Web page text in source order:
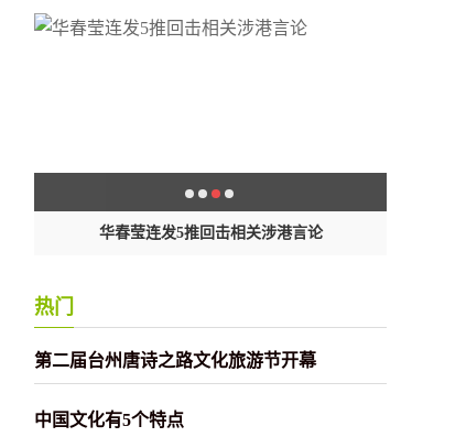
华春莹连发5推回击相关涉港言论
热门
第二届台州唐诗之路文化旅游节开幕
中国文化有5个特点